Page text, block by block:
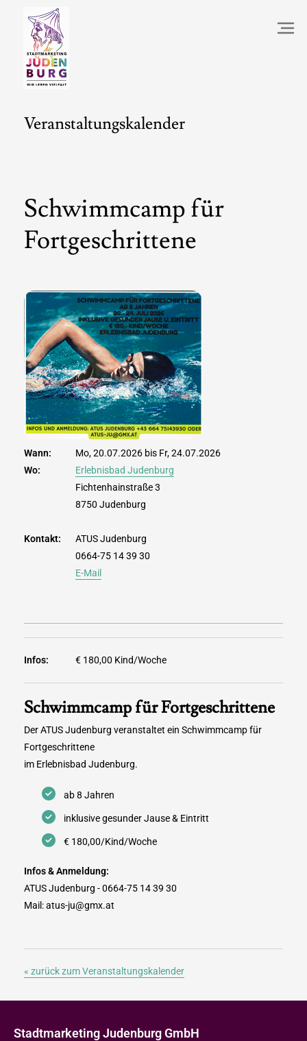
Veranstaltungskalender
Schwimmcamp für
Fortgeschrittene
Wann:
Mo, 20.07.2026 bis Fr, 24.07.2026
Wo:
Erlebnisbad Judenburg
Fichtenhainstraße 3
8750 Judenburg
Kontakt:
ATUS Judenburg
0664-75 14 39 30
E-Mail
Infos: € 180,00 Kind/Woche
Schwimmcamp für Fortgeschrittene
Der ATUS Judenburg veranstaltet ein Schwimmcamp für
Fortgeschrittene
im Erlebnisbad Judenburg.
ab 8 Jahren
inklusive gesunder Jause & Eintritt
€ 180,00/Kind/Woche
Infos & Anmeldung:
ATUS Judenburg - 0664-75 14 39 30
Mail: atus-ju@gmx.at
« zurück zum Veranstaltungskalender
Stadtmarketing Judenburg GmbH